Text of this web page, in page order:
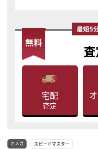
宅配
査定
オメガ スピードマスター